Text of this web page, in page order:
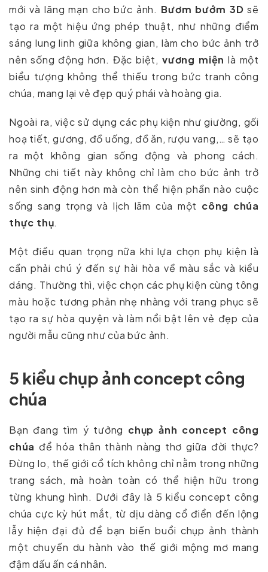
mới và lãng mạn cho bức ảnh. Bươm bướm 3D sẽ
tạo ra một hiệu ứng phép thuật, như những điểm
sáng lung linh giữa không gian, làm cho bức ảnh trở
nên sống động hơn. Đặc biệt, vương miện là một
biểu tượng không thể thiếu trong bức tranh công
chúa, mang lại vẻ đẹp quý phái và hoàng gia.
Ngoài ra, việc sử dụng các phụ kiện như giường, gối
hoạ tiết, gương, đồ uống, đồ ăn, rượu vang,… sẽ tạo
ra một không gian sống động và phong cách.
Những chi tiết này không chỉ làm cho bức ảnh trở
nên sinh động hơn mà còn thể hiện phần nào cuộc
sống sang trọng và lịch lãm của một công chúa
thực thụ.
Một điều quan trọng nữa khi lựa chọn phụ kiện là
cần phải chú ý đến sự hài hòa về màu sắc và kiểu
dáng. Thường thì, việc chọn các phụ kiện cùng tông
màu hoặc tương phản nhẹ nhàng với trang phục sẽ
tạo ra sự hòa quyện và làm nổi bật lên vẻ đẹp của
người mẫu cũng như của bức ảnh.
5 kiểu chụp ảnh concept công
chúa
Bạn đang tìm ý tưởng chụp ảnh concept công
chúa để hóa thân thành nàng thơ giữa đời thực?
Đừng lo, thế giới cổ tích không chỉ nằm trong những
trang sách, mà hoàn toàn có thể hiện hữu trong
từng khung hình. Dưới đây là 5 kiểu concept công
chúa cực kỳ hút mắt, từ dịu dàng cổ điển đến lộng
lẫy hiện đại đủ để bạn biến buổi chụp ảnh thành
một chuyến du hành vào thế giới mộng mơ mang
đậm dấu ấn cá nhân.